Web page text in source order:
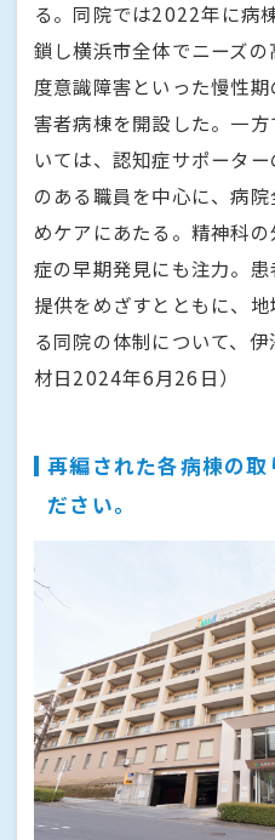
る。同院では2022年に病
鎖し横浜市全体でニーズ
度意識障害といった慢性
害者病棟を開設した。一
いては、認知症サポータ
のある職員を中心に、病
めケアにあたる。精神科
症の早期発見にも注力。
提供をめざすとともに、
る同院の体制について、
材日2024年6月26日）
再編された各病棟の取
ださい。